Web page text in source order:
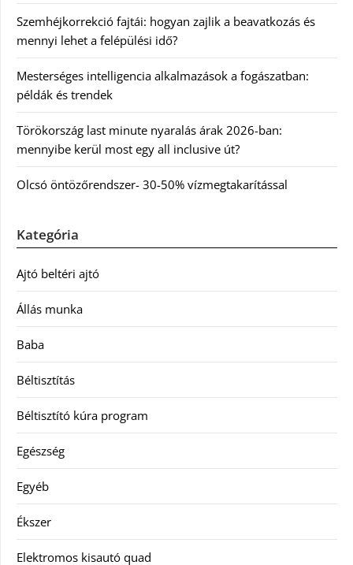
Szemhéjkorrekció fajtái: hogyan zajlik a beavatkozás és
mennyi lehet a felépülési idő?
Mesterséges intelligencia alkalmazások a fogászatban:
példák és trendek
Törökország last minute nyaralás árak 2026-ban:
mennyibe kerül most egy all inclusive út?
Olcsó öntözőrendszer- 30-50% vízmegtakarítással
Kategória
Ajtó beltéri ajtó
Állás munka
Baba
Béltisztítás
Béltisztító kúra program
Egészség
Egyéb
Ékszer
Elektromos kisautó quad